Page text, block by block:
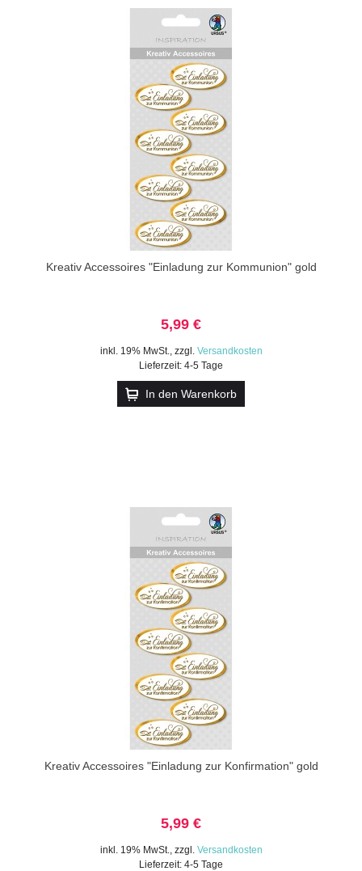
Kreativ Accessoires "Einladung zur Kommunion" gold
5,99 €
inkl. 19% MwSt., zzgl. Versandkosten
Lieferzeit: 4-5 Tage
In den Warenkorb
Kreativ Accessoires "Einladung zur Konfirmation" gold
5,99 €
inkl. 19% MwSt., zzgl. Versandkosten
Lieferzeit: 4-5 Tage